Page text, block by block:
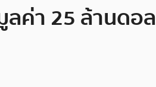
ค่า 25 ล้านดอ